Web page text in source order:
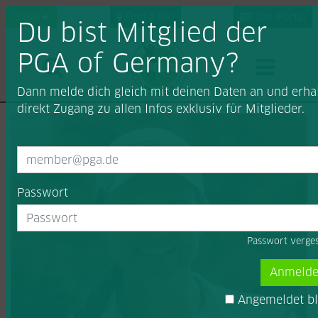
Du bist Mitglied der
PGA of Germany?
Dann melde dich gleich mit deinen Daten an und
direkt Zugang zu allen Infos exklusiv für Mitglieder.
Passwort
Passwort
Angemeldet